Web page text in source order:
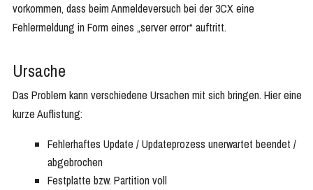
vorkommen, dass beim Anmeldeversuch bei der 3CX eine
Fehlermeldung in Form eines „server error“ auftritt.
Ursache
Das Problem kann verschiedene Ursachen mit sich bringen. Hier eine
kurze Auflistung:
Fehlerhaftes Update / Updateprozess unerwartet beendet /
abgebrochen
Festplatte bzw. Partition voll